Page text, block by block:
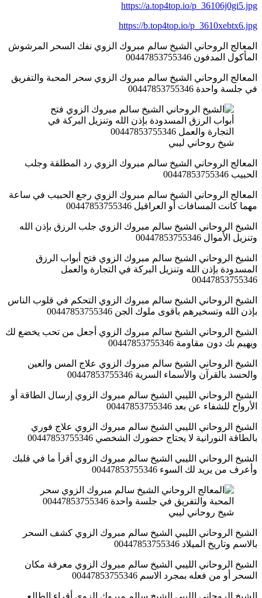
https://a.top4top.io/p_36106j0gi5.jpg
https://b.top4top.io/p_3610xebtx6.jpg
المعالج الروحاني الشيخ سالم مبروك الزوي نفك السحر المرشوش
المأكول المدفون 00447853755346
المعالج الروحاني الشيخ سالم مبروك الزوي سحر المحبة والتفريق
في جلسة واحدة 00447853755346
شيخ روحاني ليبي
المعالج الروحاني الشيخ سالم مبروك الزوي رد المطلقة وجلب
الحبيب 00447853755346
المعالج الروحاني الشيخ سالم مبروك الزوي رجع الحبيب في ساعة
مهما كانت المسافات أو العراقيل 00447853755346
الشيخ الروحاني الشيخ سالم مبروك الزوي جلب الرزق بإذن الله
وتنزيل الأموال 00447853755346
الشيخ الروحاني الشيخ سالم مبروك الزوي فتح أبواب الرزق
المسدودة بإذن الله وتنزيل البركة في التجارة والعمل
00447853755346
الشيخ الروحاني الشيخ سالم مبروك الزوي التحكم في قلوب الناس
بإذن الله وتسخيرهم باقوى ملوك الجن 00447853755346
الشيخ الروحاني الشيخ سالم مبروك الزوي أجعل من تحب يخضع لك
ويهيم بك دون مقاومة 00447853755346
الشيخ الروحاني الشيخ سالم مبروك الزوي علاج المس والعين
والحسد بالقرآن والأسماء السرية 00447853755346
الشيخ الروحاني الليبي الشيخ سالم مبروك الزوي إرسال الطاقة أو
الأرواح للشفاء عن بعد 00447853755346
الشيخ الروحاني الليبي الشيخ سالم مبروك الزوي علاج فوري
بالطاقة النورانية لا يحتاج حضورك الشخصي 00447853755346
الشيخ الروحاني الليبي الشيخ سالم مبروك الزوي أقرأ ما في قلبك
وأعرف من يريد لك السوء 00447853755346
شيخ روحاني ليبي
الشيخ الروحاني الليبي الشيخ سالم مبروك الزوي كشف السحر
بالاسم وتاريخ الميلاد 00447853755346
الشيخ الروحاني الليبي الشيخ سالم مبروك الزوي معرفة مكان
السحر أو من فعله بمجرد الاسم 00447853755346
الشيخ الروحاني الليبي الشيخ سالم مبروك الزوي أقراء الطالع